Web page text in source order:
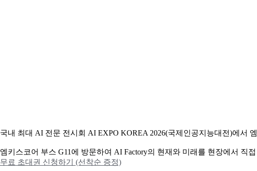
국내 최대 AI 전문 전시회 AI EXPO KOREA 2026(국제인공지능대전)에서
엠키스코어 부스 G11에 방문하여 AI Factory의 현재와 미래를 현장에서 직
무료 초대권 신청하기 (선착순 증정)